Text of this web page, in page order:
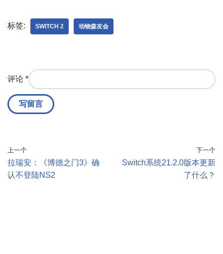
标签: SWITCH 2 动物森友会
评论 *
上一个
拉瑞安：《博德之门3》确
认不登陆NS2
下一个
Switch系统21.2.0版本更新
了什么？